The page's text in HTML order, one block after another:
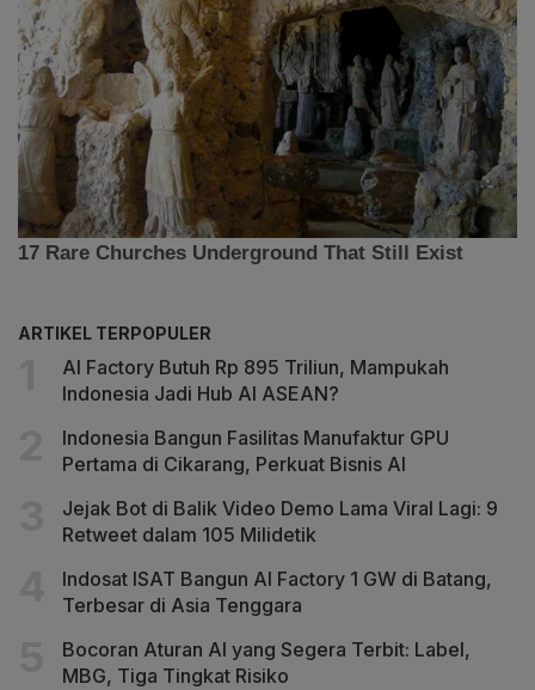
ARTIKEL TERPOPULER
AI Factory Butuh Rp 895 Triliun, Mampukah
Indonesia Jadi Hub AI ASEAN?
Indonesia Bangun Fasilitas Manufaktur GPU
Pertama di Cikarang, Perkuat Bisnis AI
Jejak Bot di Balik Video Demo Lama Viral Lagi: 9
Retweet dalam 105 Milidetik
Indosat ISAT Bangun AI Factory 1 GW di Batang,
Terbesar di Asia Tenggara
Bocoran Aturan AI yang Segera Terbit: Label,
MBG, Tiga Tingkat Risiko